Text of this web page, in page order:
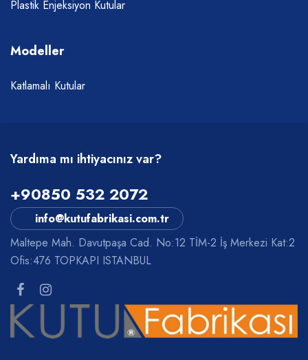
Plastik Enjeksiyon Kutular
Modeller
Katlamalı Kutular
Yardıma mı ihtiyacınız var?
+90850 532 2072
info@kutufabrikasi.com.tr
Maltepe Mah. Davutpaşa Cad. No:12 TİM-2 İş Merkezi Kat:2
Ofis:476 TOPKAPI ISTANBUL